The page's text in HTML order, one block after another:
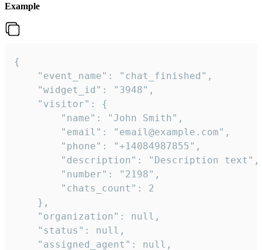
Example
{
    "event_name": "chat_finished",
    "widget_id": "3948",
    "visitor": {
        "name": "John Smith",
        "email": "email@example.com",
        "phone": "+14084987855",
        "description": "Description text",
        "number": "2198",
        "chats_count": 2
    },
    "organization": null,
    "status": null,
    "assigned_agent": null,